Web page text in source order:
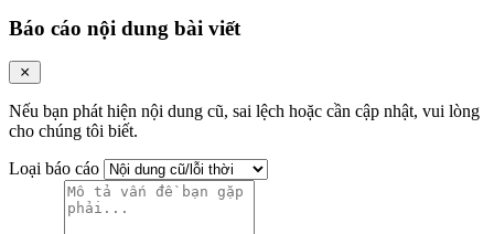
Báo cáo nội dung bài viết
Nếu bạn phát hiện nội dung cũ, sai lệch hoặc cần cập nhật, vui lòng
cho chúng tôi biết.
Loại báo cáo